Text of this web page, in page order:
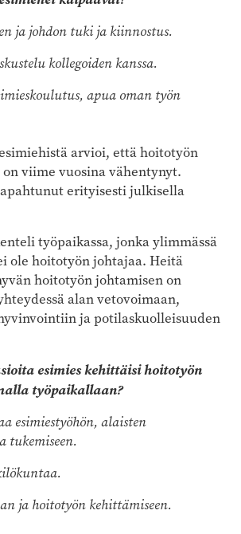
ja johdon tuki ja kiinnostus.
kollegoiden kanssa.
apua oman työn
arvioi, että hoitotyön
viime vuosina vähentynyt.
erityisesti julkisella
työpaikassa, jonka ylimmässä
ole hoitotyön johtajaa. Heitä
hoitotyön johtamisen on
alan vetovoimaan,
ja potilaskuolleisuuden
esimies kehittäisi hoitotyön
työpaikallaan?
esimiestyöhön, alaisten
tukemiseen.
ja hoitotyön kehittämiseen.